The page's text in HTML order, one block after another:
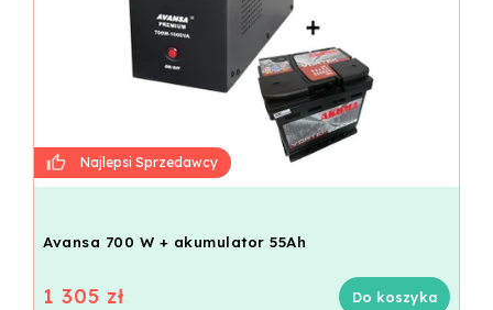
Avansa 700 W + akumulator 55Ah
1 305 zł Do koszyka